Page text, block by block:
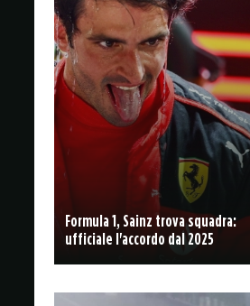
Formula 1, Sainz trova squadra:
ufficiale l'accordo dal 2025